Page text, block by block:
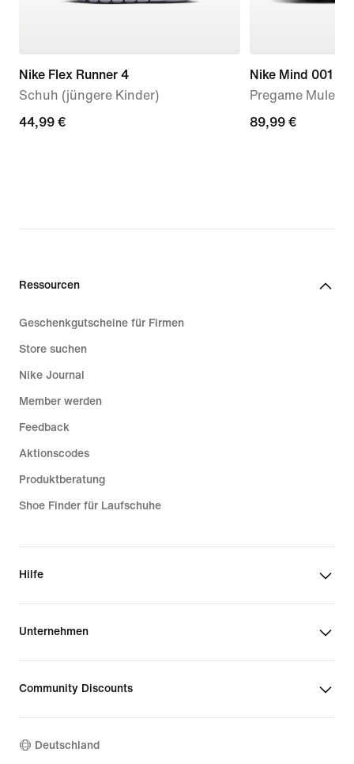
Nike Flex Runner 4
Schuh (jüngere Kinder)
44,99 €
44,99 €
Nike Mind 001
Pregame Mule
89,99 €
89,99 €
Ressourcen
Geschenkgutscheine für Firmen
Store suchen
Nike Journal
Member werden
Feedback
Aktionscodes
Produktberatung
Shoe Finder für Laufschuhe
Hilfe
Unternehmen
Community Discounts
Deutschland